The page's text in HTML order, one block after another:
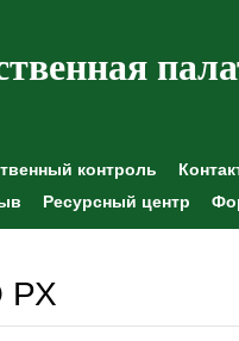
контроль
Ресурсный центр
РХ